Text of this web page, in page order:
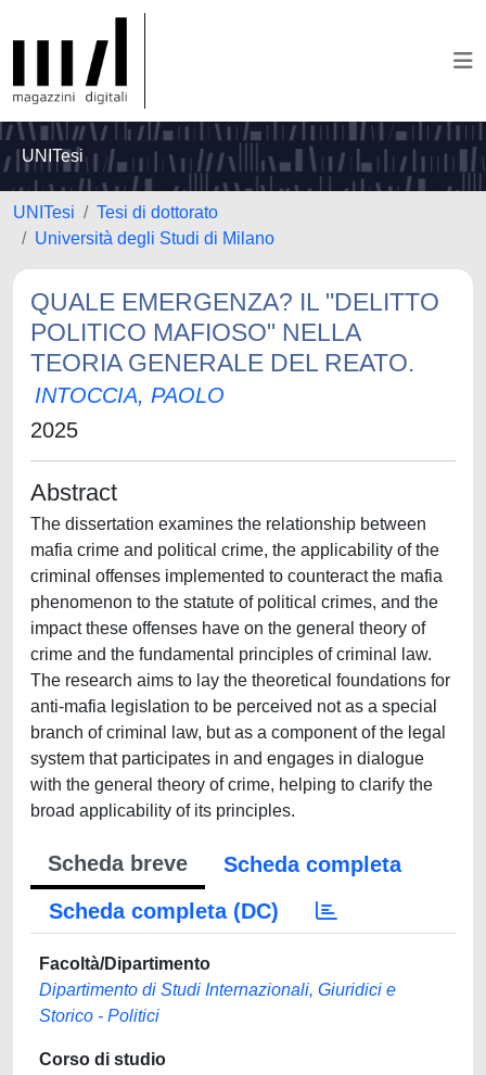
UNITesi
UNITesi
Tesi di dottorato
Università degli Studi di Milano
QUALE EMERGENZA? IL "DELITTO
POLITICO MAFIOSO" NELLA
TEORIA GENERALE DEL REATO.
INTOCCIA, PAOLO
2025
Abstract
The dissertation examines the relationship between
mafia crime and political crime, the applicability of the
criminal offenses implemented to counteract the mafia
phenomenon to the statute of political crimes, and the
impact these offenses have on the general theory of
crime and the fundamental principles of criminal law.
The research aims to lay the theoretical foundations for
anti-mafia legislation to be perceived not as a special
branch of criminal law, but as a component of the legal
system that participates in and engages in dialogue
with the general theory of crime, helping to clarify the
broad applicability of its principles.
Scheda breve
Scheda completa
Scheda completa (DC)
Facoltà/Dipartimento
Dipartimento di Studi Internazionali, Giuridici e
Storico - Politici
Corso di studio